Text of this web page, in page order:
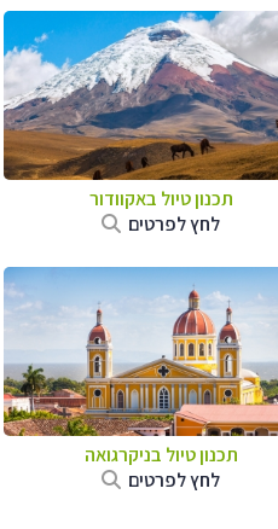
תכנון טיול באקוודור
לחץ לפרטים
תכנון טיול בניקרגואה
לחץ לפרטים